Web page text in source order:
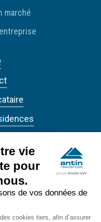
marché
Tous droits réservés
vie
pour
de vos données de
cookies tiers, afin d’assurer